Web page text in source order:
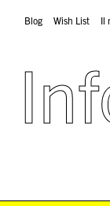
Blog Wish List Il